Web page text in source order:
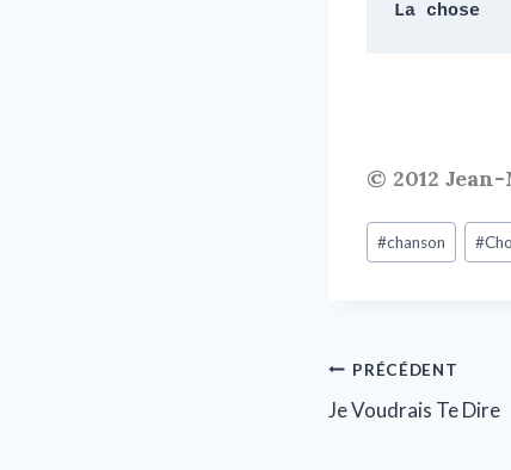
La chose
© 2012
#chanson #
PRÉCÉDENT
Je Voudrais Te Dire